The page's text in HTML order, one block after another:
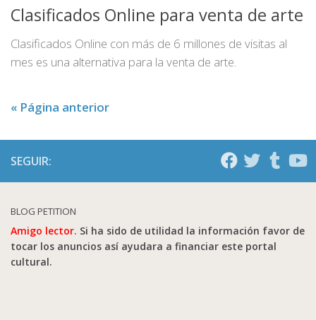
Clasificados Online para venta de arte
Clasificados Online con más de 6 millones de visitas al
mes es una alternativa para la venta de arte.
« Página anterior
SEGUIR:
BLOG PETITION
Amigo lector. Si ha sido de utilidad la información favor de
tocar los anuncios así ayudara a financiar este portal
cultural.